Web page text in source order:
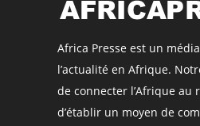
Africa Presse est un
l’actualité en Afrique.
de connecter l’Afrique au
d’établir un moyen de